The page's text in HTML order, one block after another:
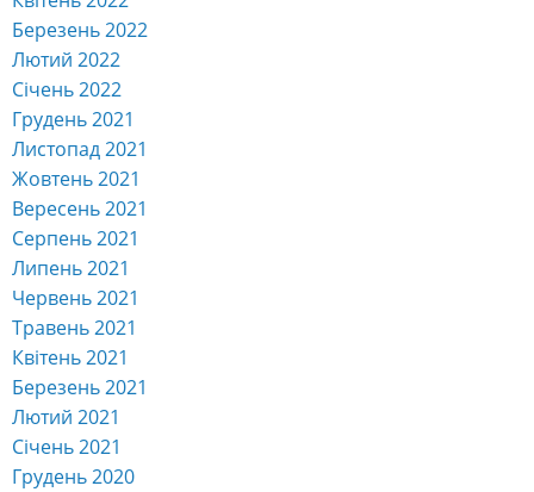
Березень 2022
Лютий 2022
Січень 2022
Грудень 2021
Листопад 2021
Жовтень 2021
Вересень 2021
Серпень 2021
Липень 2021
Червень 2021
Травень 2021
Квітень 2021
Березень 2021
Лютий 2021
Січень 2021
Грудень 2020